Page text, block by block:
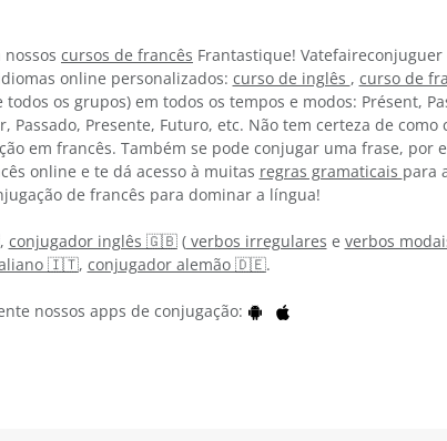
cursos de francês Frantastique!
online personalizados: curso de inglês , curso de
os grupos) em todos os tempos e modos: Présent,
Presente, Futuro, etc. Não tem certeza de como
em francês. Também se pode conjugar uma frase, por
online e te dá acesso à muitas regras gramaticais para
de francês para dominar a língua!
, conjugador inglês 🇬🇧(verbos irregulares e verbos
🇮🇹, conjugador alemão 🇩🇪.
nossos apps de conjugação: